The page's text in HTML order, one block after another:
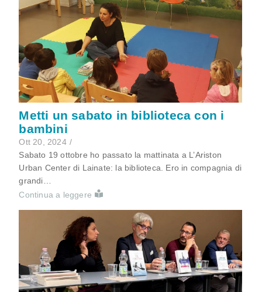
Metti un sabato in biblioteca con i
bambini
Ott 20, 2024 /
Sabato 19 ottobre ho passato la mattinata a L’Ariston
Urban Center di Lainate: la biblioteca. Ero in compagnia di
grandi…
Continua a leggere